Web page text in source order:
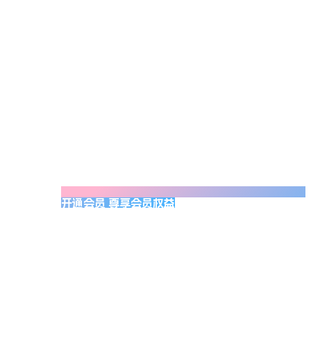
开通会员 尊享会员权益